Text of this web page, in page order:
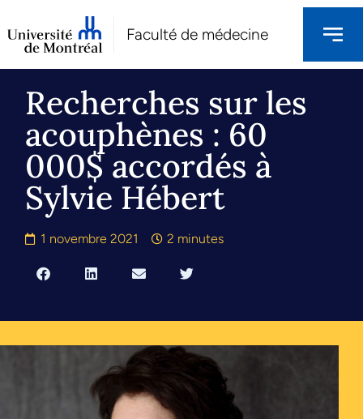
Faculté de médecine
Recherches sur les
acouphènes : 60
000$ accordés à
Sylvie Hébert
1 novembre 2021 2 minutes